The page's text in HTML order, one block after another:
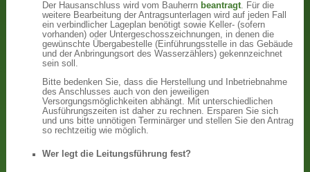
Der Hausanschluss wird vom Bauherrn beantragt. Für die
weitere Bearbeitung der Antragsunterlagen wird auf jeden Fall
ein verbindlicher Lageplan benötigt sowie Keller- (sofern
vorhanden) oder Untergeschosszeichnungen, in denen die
gewünschte Übergabestelle (Einführungsstelle in das Gebäude
und der Anbringungsort des Wasserzählers) gekennzeichnet
sein soll.
Bitte bedenken Sie, dass die Herstellung und Inbetriebnahme
des Anschlusses auch von den jeweiligen
Versorgungsmöglichkeiten abhängt. Mit unterschiedlichen
Ausführungszeiten ist daher zu rechnen. Ersparen Sie sich
und uns bitte unnötigen Terminärger und stellen Sie den Antrag
so rechtzeitig wie möglich.
Wer legt die Leitungsführung fest?